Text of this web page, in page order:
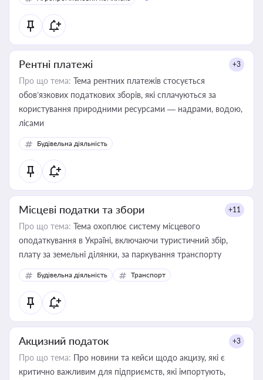
Рентні платежі +3
Про що тема: Тема рентних платежів стосується
обов’язкових податкових зборів, які сплачуються за
користування природними ресурсами — надрами, водою,
лісами
Будівельна діяльність
Місцеві податки та збори +11
Про що тема: Тема охоплює систему місцевого
оподаткування в Україні, включаючи туристичний збір,
плату за земельні ділянки, за паркування транспорту
Будівельна діяльність Транспорт
Акцизний податок +3
Про що тема: Про новини та кейси щодо акцизу, які є
критично важливим для підприємств, які імпортують,